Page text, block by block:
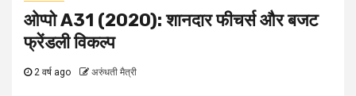
ओप्पो A31 (2020): शानदार फीचर्स और बजट
फ्रेंडली विकल्प
2 वर्ष ago अरुंधती मैत्री